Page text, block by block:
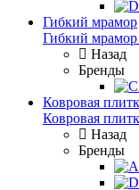
Гибкий мрамор
Гибкий мрамор
Назад
Бренды
Ковровая
Ковровая
Назад
Бренды